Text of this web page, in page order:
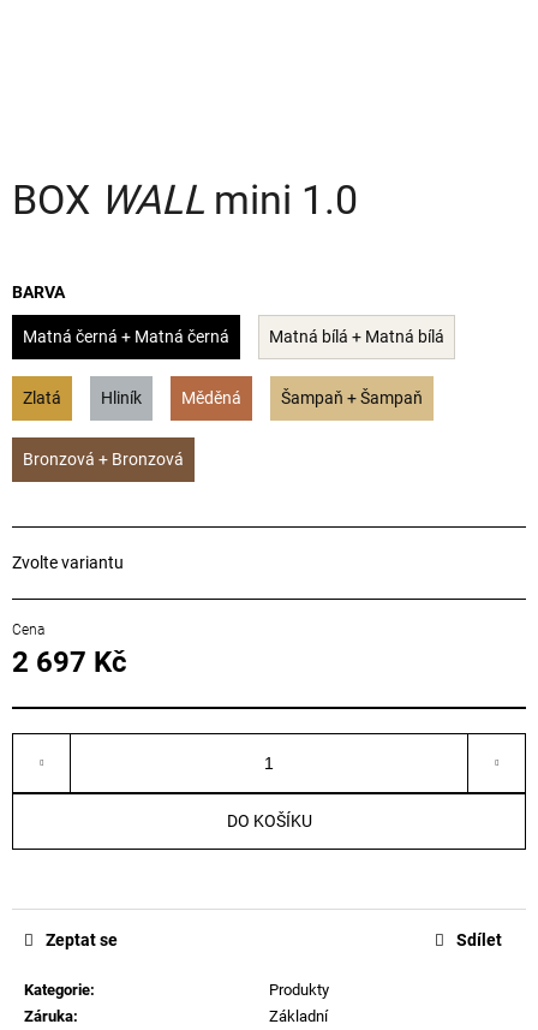
BOX WALL mini 1.0
BARVA
Matná černá + Matná černá Matná bílá + Matná bílá
Zlatá Hliník Měděná Šampaň + Šampaň
Bronzová + Bronzová
Zvolte variantu
2 697 Kč
cena:
DO KOŠÍKU
Kategorie:
Produkty
Záruka:
Základní
Zeptat se Sdílet
D
o
p
o
r
u
j
e
m
e